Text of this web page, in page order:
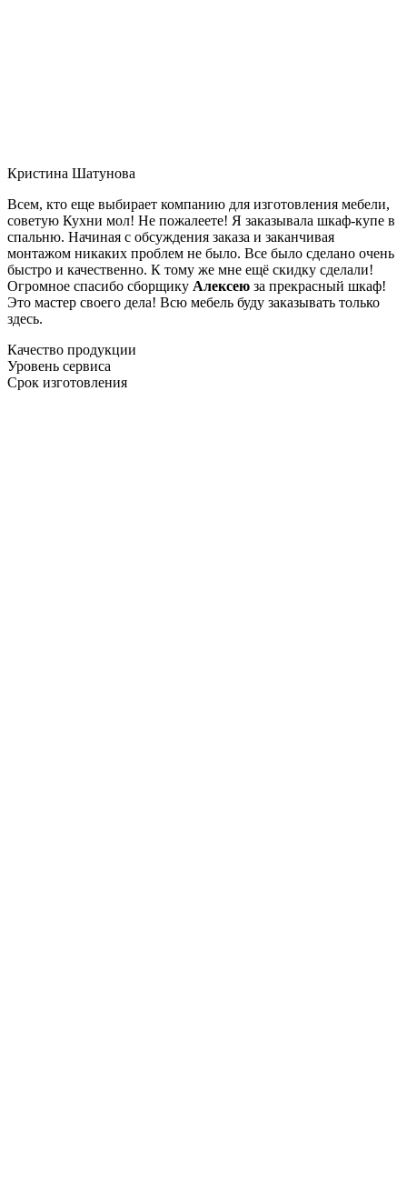
Кристина Шатунова
Всем, кто еще выбирает компанию для изготовления мебели,
советую Кухни мол! Не пожалеете! Я заказывала шкаф-купе в
спальню. Начиная с обсуждения заказа и заканчивая
монтажом никаких проблем не было. Все было сделано очень
быстро и качественно. К тому же мне ещё скидку сделали!
Огромное спасибо сборщику Алексею за прекрасный шкаф!
Это мастер своего дела! Всю мебель буду заказывать только
здесь.
Качество продукции
Уровень сервиса
Срок изготовления